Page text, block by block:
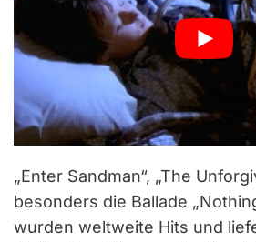
„Enter Sandman“, „The
besonders die Ballade
wurden weltweite Hits und